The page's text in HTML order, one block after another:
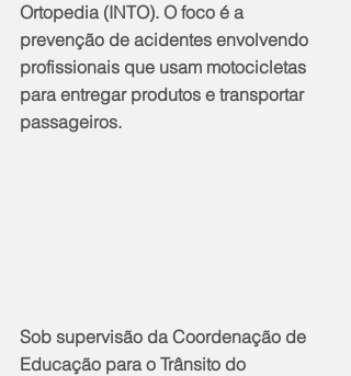
Ortopedia (INTO). O foco é a
prevenção de acidentes envolvendo
profissionais que usam motocicletas
para entregar produtos e transportar
passageiros.
Sob supervisão da Coordenação de
Educação para o Trânsito do